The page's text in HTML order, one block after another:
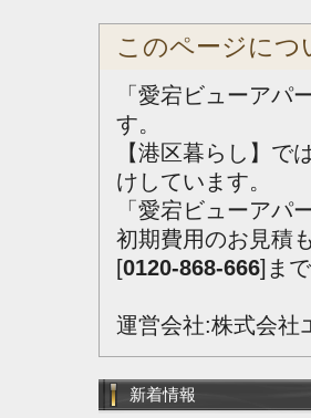
このページにつ
「愛宕ビューアパ
す。
【港区暮らし】で
けしています。
「愛宕ビューアパ
初期費用のお見積
[0120-868-666]ま
運営会社:株式会社
新着情報